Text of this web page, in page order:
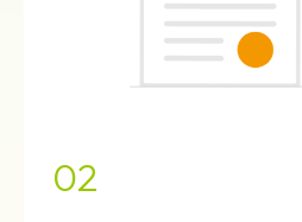
02